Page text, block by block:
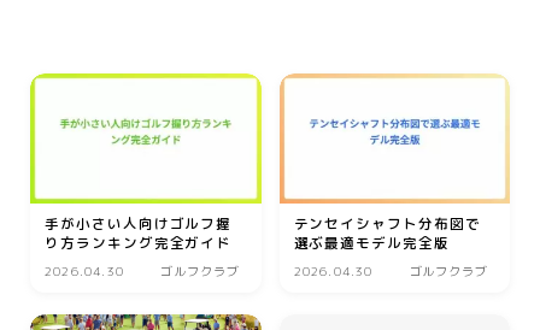
ゲーム
書籍・本
資格取得
専門学校・スクール
幼児教育
手が小さい人向けゴルフ握
り方ランキング完全ガイド
2026.04.30 ゴルフクラブ
テンセイシャフト分布図で
選ぶ最適モデル完全版
2026.04.30 ゴルフクラブ